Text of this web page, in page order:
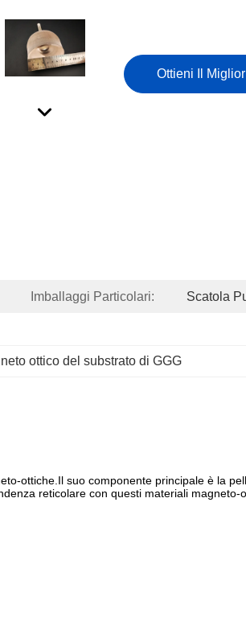
Ottieni Il
Imballaggi Particolari: Scatola
ottico del substrato di GGG
ottiche.Il suo componente principale è la
reticolare con questi materiali